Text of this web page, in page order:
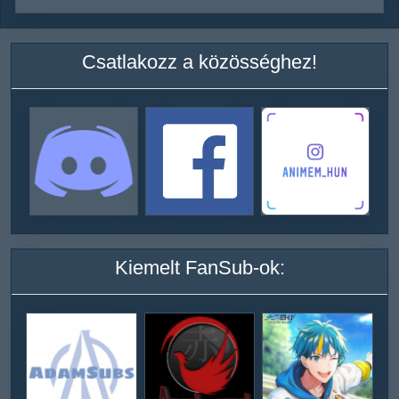
Csatlakozz a közösséghez!
Kiemelt FanSub-ok: